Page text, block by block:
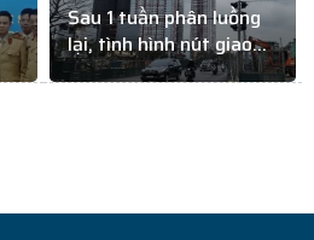
Sau 1 tuần phân luồng
lại, tình hình nút giao
Giải Phóng – Kim Đồng